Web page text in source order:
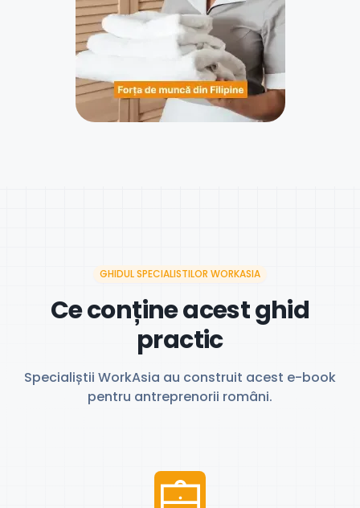
GHIDUL SPECIALISTILOR WORKASIA
Ce conține acest ghid
practic
Specialiștii WorkAsia au construit acest e-book
pentru antreprenorii români.